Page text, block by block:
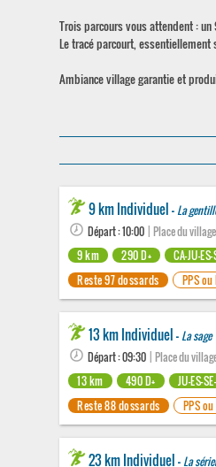
Trois parcours vous attendent :
Le tracé parcourt,
Ambiance village garantie et
9 km Individuel - La
Départ : 10:00 | Place du
9 km
290 D+
CA-JU-
Reste 97 dossards
PPS ou
13 km Individuel - La sage
Départ : 09:30 | Place du
13 km
490 D+
JU-ES-
Reste 88 dossards
PPS
23 km Individuel - La